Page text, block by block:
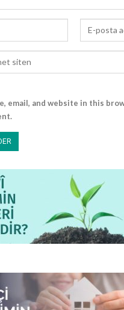
email, and website in this